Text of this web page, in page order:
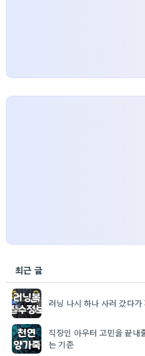
최근 글
러닝 나시 하나 사러 갔다
직장인 아우터 고민을 끝내
는 기준